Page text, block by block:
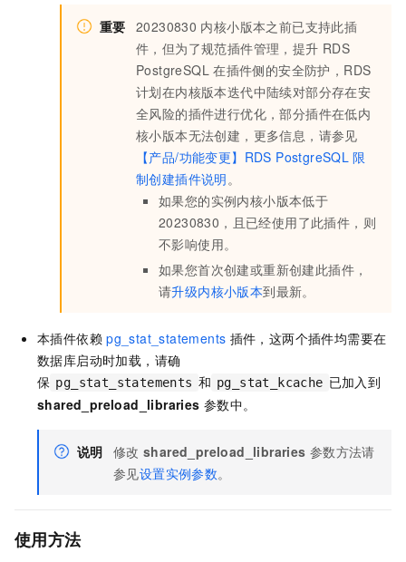
重要 20230830 内核小版本之前已支持此插
件，但为了规范插件管理，提升 RDS
PostgreSQL 在插件侧的安全防护，RDS
计划在内核版本迭代中陆续对部分存在安
全风险的插件进行优化，部分插件在低内
核小版本无法创建，更多信息，请参见
【产品/功能变更】RDS PostgreSQL 限
制创建插件说明。
如果您的实例内核小版本低于
20230830，且已经使用了此插件，则
不影响使用。
如果您首次创建或重新创建此插件，
请升级内核小版本到最新。
本插件依赖 pg_stat_statements 插件，这两个插件均需要在
数据库启动时加载，请确
保 pg_stat_statements 和 pg_stat_kcache 已加入到
shared_preload_libraries 参数中。
说明 修改 shared_preload_libraries 参数方法请
参见设置实例参数。
使用方法